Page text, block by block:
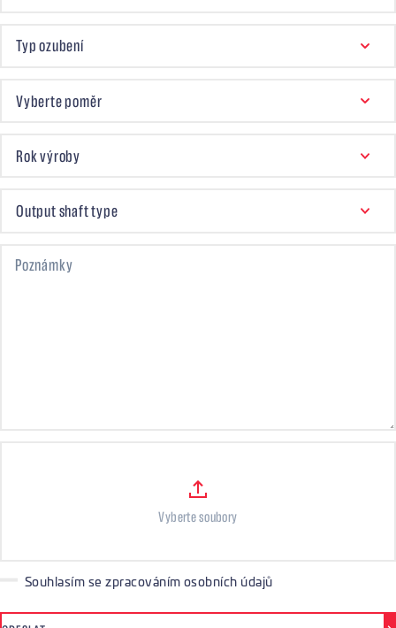
Typ ozubení
Vyberte poměr
Rok výroby
Output shaft type
Poznámky
Vyberte soubory
Souhlasím se zpracováním osobních údajů